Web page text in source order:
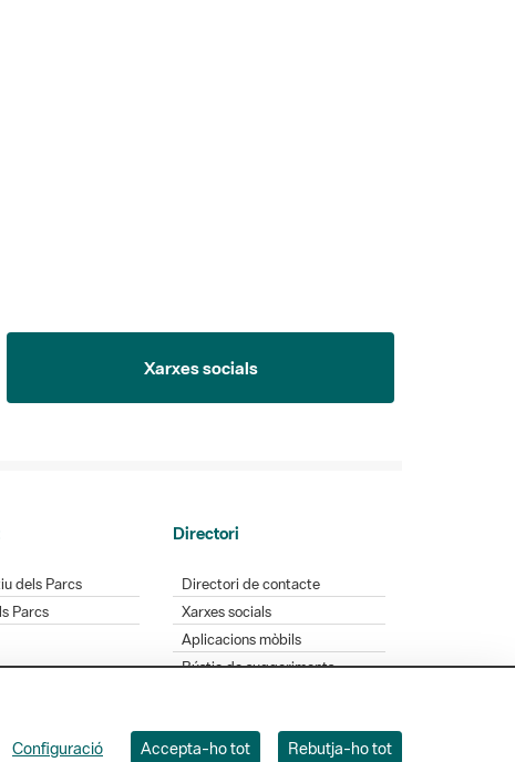
5.
Xarxes socials
dels Parcs
Parcs
Directori
Directori de contacte
Xarxes socials
Aplicacions mòbils
Bústia de suggeriments
Configuració Accepta-ho tot Rebutja-ho tot